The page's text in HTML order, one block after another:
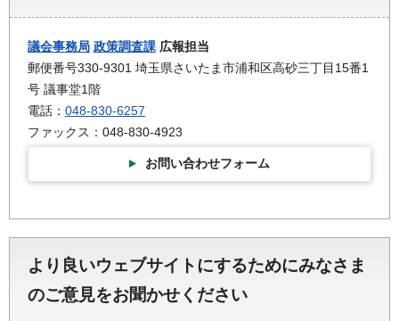
議会事務局 政策調査課 広報担当
郵便番号330-9301 埼玉県さいたま市浦和区高砂三丁目15番1
号 議事堂1階
電話： 048-830-6257
ファックス：048-830-4923
お問い合わせフォーム
より良いウェブサイトにするためにみなさま
のご意見をお聞かせください